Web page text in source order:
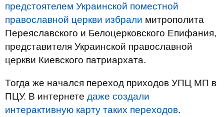
предстоятелем Украинской поместной
православной церкви избрали митрополита
Переяславского и Белоцерковского Епифания,
представителя Украинской православной
церкви Киевского патриархата.
Тогда же начался переход приходов УПЦ МП в
ПЦУ. В интернете даже создали
интерактивную карту таких переходов.